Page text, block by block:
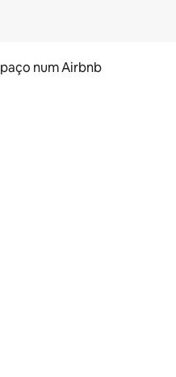
num Airbnb